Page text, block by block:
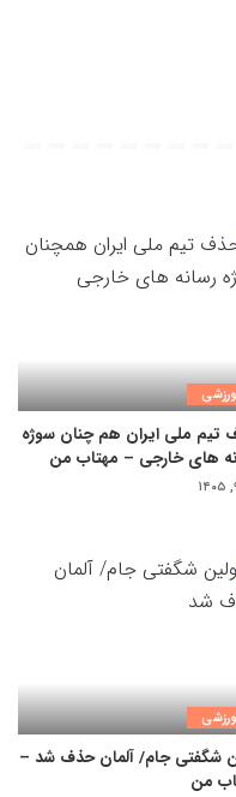
ورزشی
تیم ملی ایران هم چنان سوژه
های خارجی – مهتاب من
ورزشی
شگفتی جام/ آلمان حذف شد –
من